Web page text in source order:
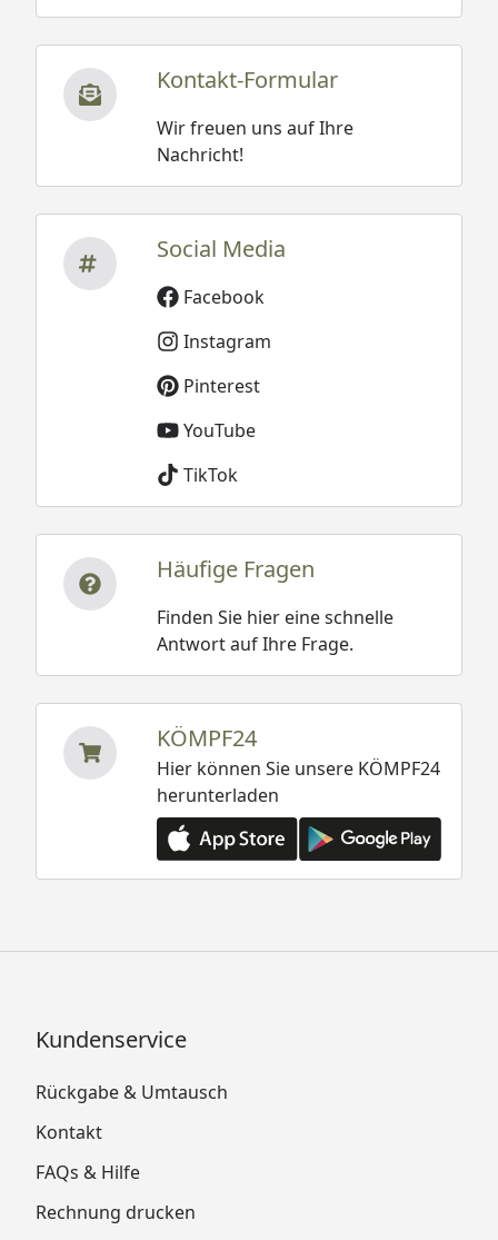
Kontakt-Formular
Wir freuen uns auf Ihre
Nachricht!
Social Media
Facebook
Instagram
Pinterest
YouTube
TikTok
Häufige Fragen
Finden Sie hier eine schnelle
Antwort auf Ihre Frage.
KÖMPF24
Hier können Sie unsere KÖMPF24
herunterladen
Kundenservice
Rückgabe & Umtausch
Kontakt
FAQs & Hilfe
Rechnung drucken